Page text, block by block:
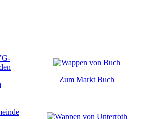
Zum Markt Buch